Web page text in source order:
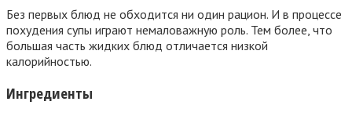
Без первых блюд не обходится ни один рацион. И в процессе
похудения супы играют немаловажную роль. Тем более, что
большая часть жидких блюд отличается низкой
калорийностью.
Ингредиенты